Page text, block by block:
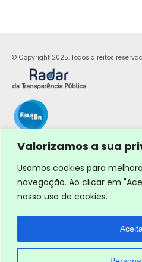
Valorizamos a sua
Usamos cookies para
navegação. Ao clicar em
nosso uso de cookies.
© Copyright 2025. Todos direitos